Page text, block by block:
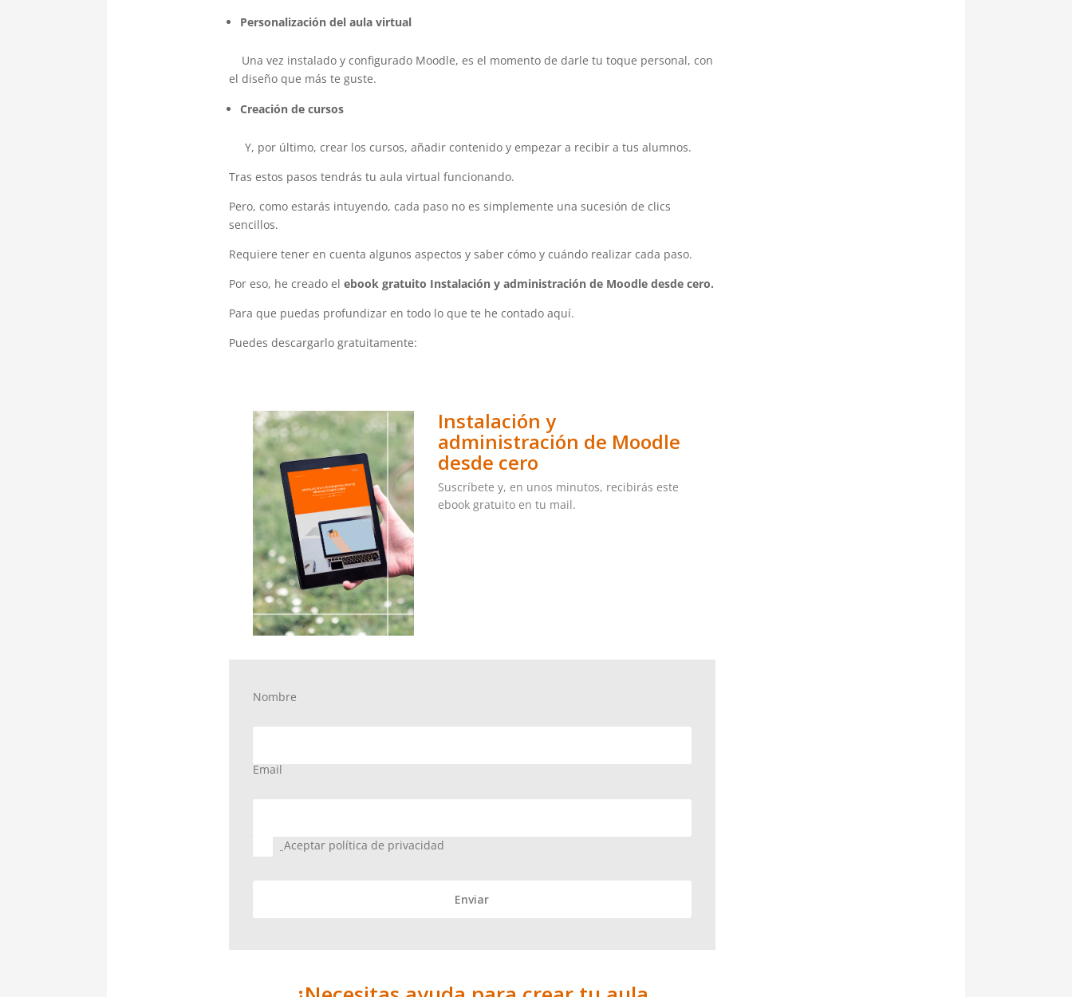
Personalización del aula virtual
Una vez instalado y configurado Moodle, es el momento de darle tu toque personal, con
el diseño que más te guste.
Creación de cursos
Y, por último, crear los cursos, añadir contenido y empezar a recibir a tus alumnos.
Tras estos pasos tendrás tu aula virtual funcionando.
Pero, como estarás intuyendo, cada paso no es simplemente una sucesión de clics
sencillos.
Requiere tener en cuenta algunos aspectos y saber cómo y cuándo realizar cada paso.
Por eso, he creado el ebook gratuito Instalación y administración de Moodle desde cero.
Para que puedas profundizar en todo lo que te he contado aquí.
Puedes descargarlo gratuitamente:
Instalación y
administración de Moodle
desde cero
Suscríbete y, en unos minutos, recibirás este
ebook gratuito en tu mail.
Nombre
Email
Aceptar política de privacidad